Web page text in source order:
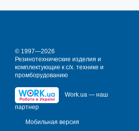
© 1997—2026
Резинотехнические изделия и
комплектующие к с/х. технике и
промборудованию
Work.ua — наш
партнер
Мобильная версия